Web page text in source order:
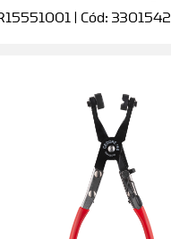
| Cód: 3301542